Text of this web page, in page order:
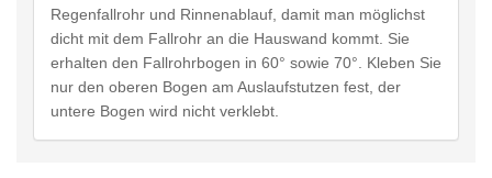
Regenfallrohr und Rinnenablauf, damit man möglichst
dicht mit dem Fallrohr an die Hauswand kommt. Sie
erhalten den Fallrohrbogen in 60° sowie 70°. Kleben Sie
nur den oberen Bogen am Auslaufstutzen fest, der
untere Bogen wird nicht verklebt.